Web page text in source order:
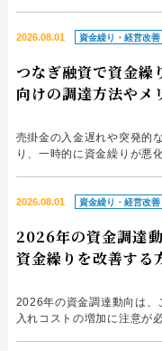
ファクタリ
ファクタリン
されたことで、事業の成長
2026.08.01 資金繰り・経営改善
つなぎ融資で資金
向けの調達方法やメ
売掛金の入金遅れや突発的
り、一時的に資金繰りが悪
足に対応する方法の一つが
2026.08.01 資金繰り・経営改善
2026年の資金調達
資金繰りを改善する
2026年の資金調達動向は、
入れコストの増加に注意が